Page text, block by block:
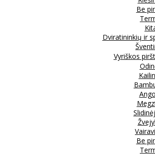
Be
Dviratininkių ir
Vyriškos
Be